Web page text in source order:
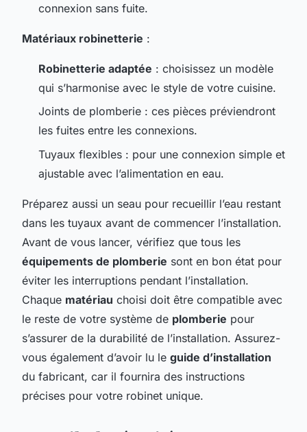
connexion sans fuite.
Matériaux robinetterie :
Robinetterie adaptée : choisissez un modèle
qui s’harmonise avec le style de votre cuisine.
Joints de plomberie : ces pièces préviendront
les fuites entre les connexions.
Tuyaux flexibles : pour une connexion simple et
ajustable avec l’alimentation en eau.
Préparez aussi un seau pour recueillir l’eau restant
dans les tuyaux avant de commencer l’installation.
Avant de vous lancer, vérifiez que tous les
équipements de plomberie sont en bon état pour
éviter les interruptions pendant l’installation.
Chaque matériau choisi doit être compatible avec
le reste de votre système de plomberie pour
s’assurer de la durabilité de l’installation. Assurez-
vous également d’avoir lu le guide d’installation
du fabricant, car il fournira des instructions
précises pour votre robinet unique.